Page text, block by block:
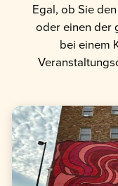
Egal, ob Sie
oder einen der
bei einem